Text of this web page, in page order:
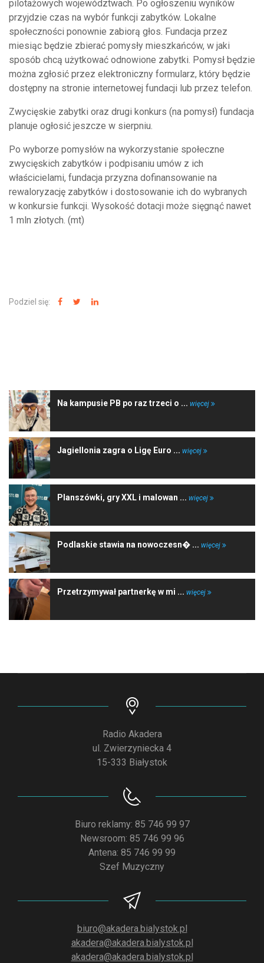
pilotażowych województwach. Po ogłoszeniu wyników
przyjdzie czas na wybór funkcji zabytków. Lokalne
społeczności ponownie zabiorą głos. Fundacja przez
miesiąc będzie zbierać pomysły mieszkańców, w jaki
sposób chcą użytkować odnowione zabytki. Pomysł będzie
można zgłosić przez elektroniczny formularz, który będzie
dostępny na stronie internetowej fundacji lub przez telefon.
Zwycięskie zabytki oraz drugi konkurs (na pomysł) fundacja
planuje ogłosić jeszcze w sierpniu.
Po wyborze pomysłów na wykorzystanie społeczne
zwycięskich zabytków i podpisaniu umów z ich
właścicielami, fundacja przyzna dofinansowanie na
rewaloryzację zabytków i dostosowanie ich do wybranych
w konkursie funkcji. Wysokość dotacji może sięgnąć nawet
1 mln złotych. (mt)
Podziel się:
Na kampusie PB po raz trzeci o ... więcej
Jagiellonia zagra o Ligę Euro ... więcej
Planszówki, gry XXL i malowan ... więcej
Podlaskie stawia na nowoczesn� ... więcej
Przetrzymywał partnerkę w mi ... więcej
Radio Akadera
ul. Zwierzyniecka 4
15-333 Białystok
Biuro reklamy: 85 746 99 97
Newsroom: 85 746 99 96
Antena: 85 746 99 99
Szef Muzyczny
biuro@akadera.bialystok.pl
akadera@akadera.bialystok.pl
akadera@akadera.bialystok.pl